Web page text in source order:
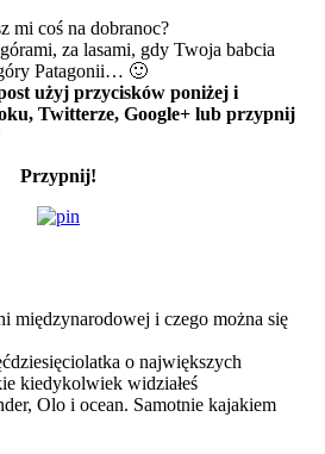
mi coś na dobranoc?
za lasami, gdy Twoja babcia
Patagonii… 🙂
użyj przycisków poniżej i
Twitterze, Google+ lub przypnij
Przypnij!
międzynarodowej i czego można się
o największych
kiedykolwiek widziałeś
Olo i ocean. Samotnie kajakiem